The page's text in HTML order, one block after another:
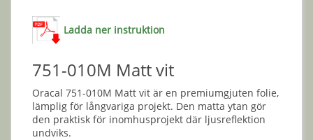
Ladda ner instruktion
751-010M Matt vit
Oracal 751-010M Matt vit är en premiumgjuten folie,
lämplig för långvariga projekt. Den matta ytan gör
den praktisk för inomhusprojekt där ljusreflektion
undviks.